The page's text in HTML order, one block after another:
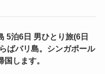
5泊6日 男ひとり旅(6日
ばバリ島。シンガポール
国します。